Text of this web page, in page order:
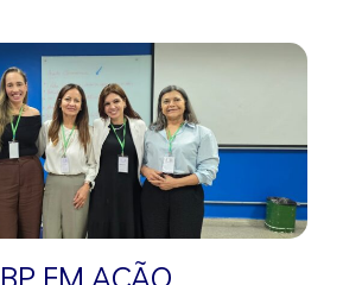
EM AÇÃO